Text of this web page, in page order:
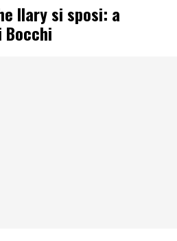
Ilary si sposi: a
Bocchi